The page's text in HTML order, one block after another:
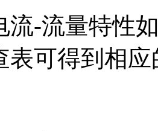
流-流量特性
表可得到相